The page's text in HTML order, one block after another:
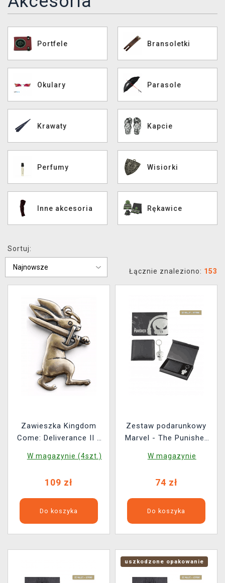
XZONE KLUB
Portfele Bransoletki
Okulary Parasole
Krawaty Kapcie
Perfumy Wisiorki
Inne akcesoria Rękawice
Sortuj:
Łącznie znaleziono: 153
Zawieszka Kingdom
Come: Deliverance II -
W magazynie (4szt.)
109 zł
Do koszyka
Zestaw podarunkowy
Marvel - The Punisher
W magazynie
74 zł
Do koszyka
uszkodzone opakowanie